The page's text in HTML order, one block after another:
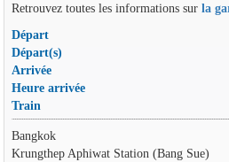
Retrouvez toutes les informations sur la
Départ
Départ(s)
Arrivée
Heure arrivée
Train
Bangkok
Krungthep Aphiwat Station (Bang Sue)